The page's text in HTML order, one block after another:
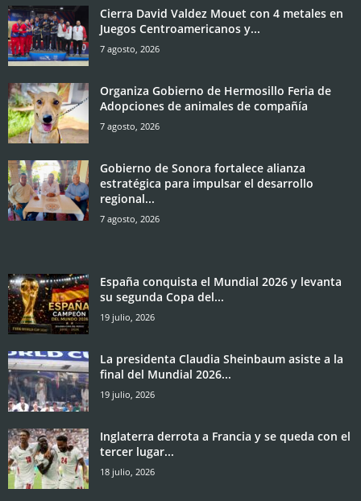
Cierra David Valdez Mouet con 4 metales en
Juegos Centroamericanos y...
7 agosto, 2026
Organiza Gobierno de Hermosillo Feria de
Adopciones de animales de compañía
7 agosto, 2026
Gobierno de Sonora fortalece alianza
estratégica para impulsar el desarrollo
regional...
7 agosto, 2026
España conquista el Mundial 2026 y levanta
su segunda Copa del...
19 julio, 2026
La presidenta Claudia Sheinbaum asiste a la
final del Mundial 2026...
19 julio, 2026
Inglaterra derrota a Francia y se queda con el
tercer lugar...
18 julio, 2026